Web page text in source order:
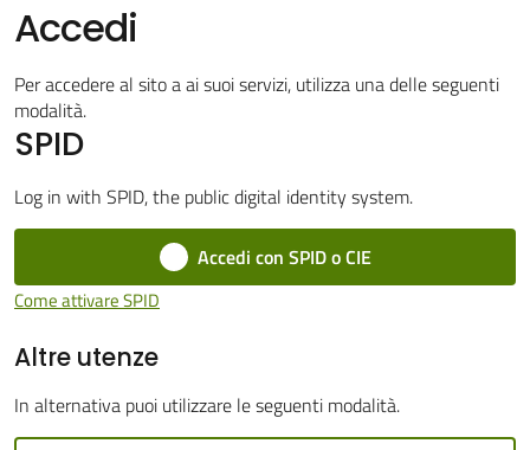
Servizi
Menu selezionato
Vivere
Pieve
Cento
Amministrazione
Accedi
Per accedere al sito a ai suoi servizi, utilizza una delle seguenti
modalità.
SPID
Log in with SPID, the public digital identity system.
Accedi con SPID o CIE
Come attivare SPID
Altre utenze
In alternativa puoi utilizzare le seguenti modalità.